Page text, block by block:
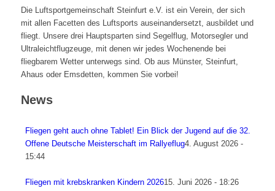
Die Luftsportgemeinschaft Steinfurt e.V. ist ein Verein, der sich
mit allen Facetten des Luftsports auseinandersetzt, ausbildet und
fliegt. Unsere drei Hauptsparten sind Segelflug, Motorsegler und
Ultraleichtflugzeuge, mit denen wir jedes Wochenende bei
fliegbarem Wetter unterwegs sind. Ob aus Münster, Steinfurt,
Ahaus oder Emsdetten, kommen Sie vorbei!
News
Fliegen geht auch ohne Tablet! Ein Blick der Jugend auf die 32.
Offene Deutsche Meisterschaft im Rallyeflug4. August 2026 -
15:44
Fliegen mit krebskranken Kindern 202615. Juni 2026 - 18:26